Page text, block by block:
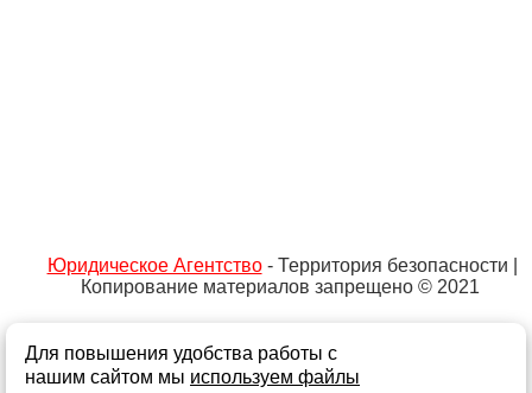
Юридическое Агентство- Территория безопасности |
Копирование материалов запрещено © 2021
Не является публичной офертой
Политика обработки персональных данных и
Для повышения удобства работы с
нашим сайтом мы используем файлы